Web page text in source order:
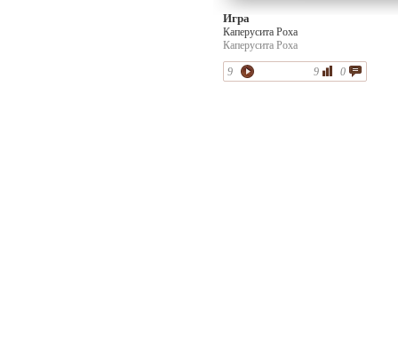
Игра
Каперусита Роха
Каперусита Роха
9 0
9